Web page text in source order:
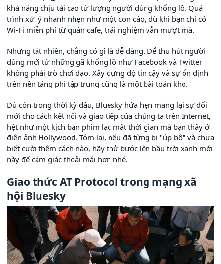
khả năng chịu tải cao từ lượng người dùng khổng lồ. Quá
trình xử lý nhanh nhẹn như một con cáo, dù khi bạn chỉ có
Wi-Fi miễn phí từ quán cafe, trải nghiệm vẫn mượt mà.
Nhưng tất nhiên, chẳng có gì là dễ dàng. Để thu hút người
dùng mới từ những gã khổng lồ như Facebook và Twitter
không phải trò chơi dạo. Xây dựng độ tin cậy và sự ổn định
trên nền tảng phi tập trung cũng là một bài toán khó.
Dù còn trong thời kỳ đầu, Bluesky hứa hẹn mang lại sự đổi
mới cho cách kết nối và giao tiếp của chúng ta trên Internet,
hệt như một kịch bản phim lạc mất thời gian mà bạn thấy ở
điện ảnh Hollywood. Tóm lại, nếu đã từng bị "úp bô" và chưa
biết cười thêm cách nào, hãy thử bước lên bầu trời xanh mới
này để cảm giác thoải mái hơn nhé.
Giao thức AT Protocol trong mạng xã
hội Bluesky